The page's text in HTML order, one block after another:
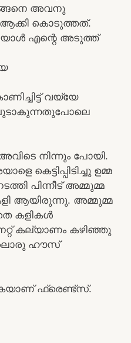
അവനു
ആക്കി കൊടുത്തത്.
എന്റെ അടുത്ത്
വയ്യേ
നിന്നും പോയി.
കെട്ടിപ്പിടിച്ചു ഉമ്മ
പിന്നീട് അമ്മുമ്മ
ആയിരുന്നു. അമ്മുമ്മ
കളികൾ
കല്യാണം കഴിഞ്ഞു
ഹൗസ്
ഫ്രെണ്ട്സ്.